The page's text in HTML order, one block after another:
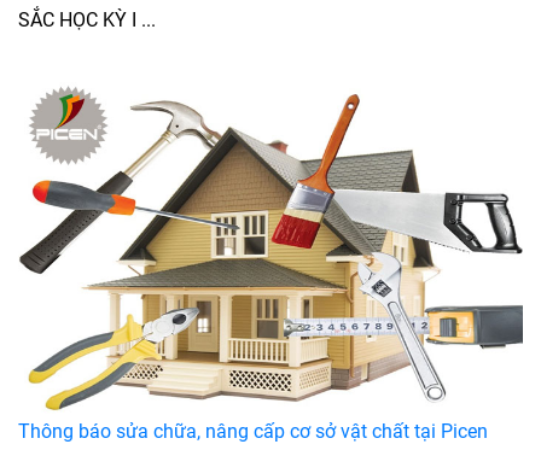
SẮC HỌC KỲ I ...
Thông báo sửa chữa, nâng cấp cơ sở vật chất tại Picen